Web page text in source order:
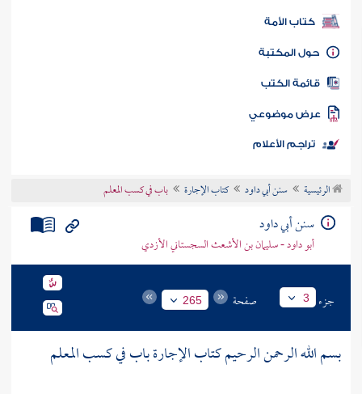
كتب PDF
كتاب الأمة
المكتبة
الكتب
موضوعي
تراجم الأعلام
الرئيسية سنن أبي داود كتاب الإجارة باب في كسب المعلم
سنن أبي داود
أبو داود - سليمان بن الأشعث السجستاني الأزدي
جزء 3 صفحة 265
بسم الله الرحمن الرحيم كتاب الإجارة باب في كسب المعلم